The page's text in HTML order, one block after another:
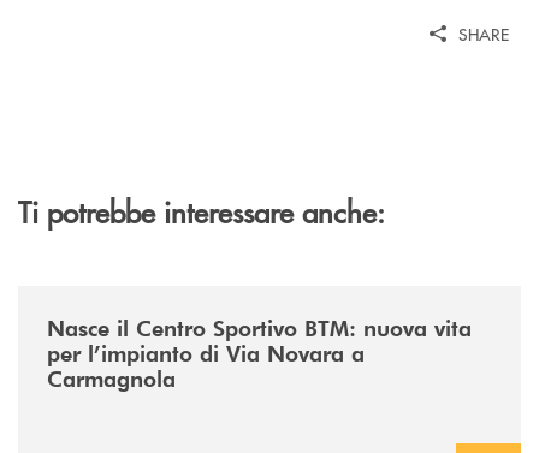
SHARE
Ti potrebbe interessare anche:
Nasce il Centro Sportivo BTM: nuova vita
per l’impianto di Via Novara a
Carmagnola